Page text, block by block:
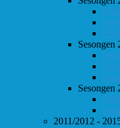
Sesongen
Sesongen
2011/2012 -